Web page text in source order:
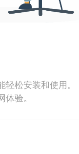
松安装和使用。
验。